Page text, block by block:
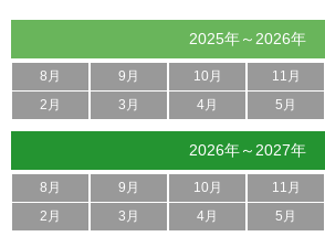
2025年～2026年
8月 9月 10月 11月
2月
3月 4月 5月
2026年～2027年
8月 9月 10月 11月
2月
3月 4月 5月